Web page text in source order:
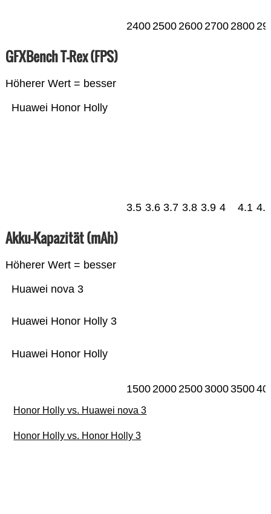
24002500260027002800
GFXBench T-Rex (FPS)
Höherer Wert = besser
Huawei Honor Holly
3.5 3.6 3.7 3.8 3.9 4 4.1 4.2
Akku-Kapazität (mAh)
Höherer Wert = besser
Huawei Honor Holly
Huawei Honor Holly 3
Huawei nova 3
15002000250030003500
Honor Holly vs. Huawei nova 3
Honor Holly vs. Honor Holly 3